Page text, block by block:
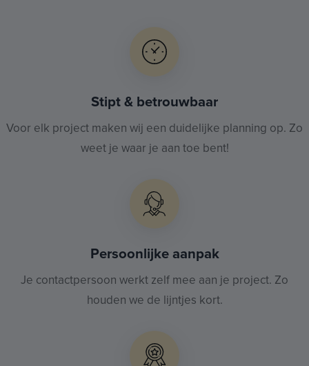
Stipt & betrouwbaar
Voor elk project maken wij een duidelijke planning op. Zo
weet je waar je aan toe bent!
Persoonlijke aanpak
Je contactpersoon werkt zelf mee aan je project. Zo
houden we de lijntjes kort.